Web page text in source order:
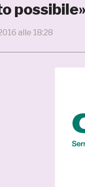
possibile»
alle 18:28